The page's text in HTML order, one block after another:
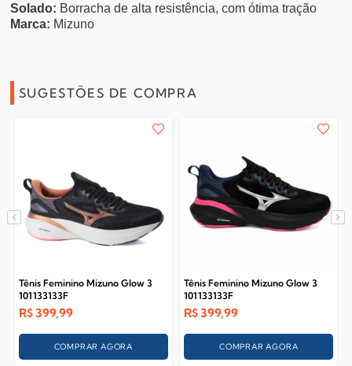
Solado: Borracha de alta resistência, com ótima tração
Marca: Mizuno
SUGESTÕES DE COMPRA
Tênis Feminino Mizuno Glow 3
101133133F
R$ 399,99
COMPRAR AGORA
Tênis Feminino Mizuno Glow 3
101133133F
R$ 399,99
COMPRAR AGORA